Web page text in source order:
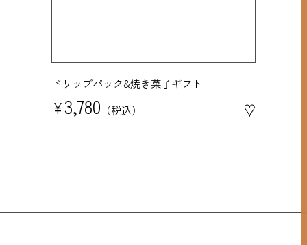
ドリップパック&焼き菓子ギフト
¥3,780 税込 ♥